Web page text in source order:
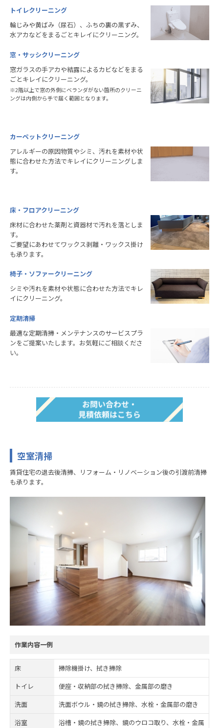
トイレクリーニング
輪じみや黄ばみ（尿石）、ふちの裏の黒ずみ、
水アカなどをまるごとキレイにクリーニング。
窓・サッシクリーニング
窓ガラスの手アカや結露によるカビなどをまる
ごとキレイにクリーニング。
※2階以上で窓の外側にベランダがない箇所のクリーニ
ングは内側から手で届く範囲となります。
カーペットクリーニング
アレルギーの原因物質やシミ、汚れを素材や状
態に合わせた方法でキレイにクリーニングしま
す。
床・フロアクリーニング
床材に合わせた薬剤と資器材で汚れを落としま
す。
ご要望にあわせてワックス剥離・ワックス掛け
も承ります。
椅子・ソファークリーニング
シミや汚れを素材や状態に合わせた方法でキレ
イにクリーニング。
定期清掃
最適な定期清掃・メンテナンスのサービスプラ
ンをご提案いたします。お気軽にご相談くださ
い。
空室清掃
賃貸住宅の退去後清掃、リフォーム・リノベーション後の引渡前清掃
も承ります。
作業内容一例
床
掃除機掛け、拭き掃除
トイレ
便座・収納部の拭き掃除、金属部の磨き
洗面
洗面ボウル・鏡の拭き掃除、水栓・金属部の磨き
浴室
浴槽・鏡の拭き掃除、鏡のウロコ取り、水栓・金属